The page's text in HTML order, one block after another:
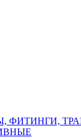
ФИТИНГИ,